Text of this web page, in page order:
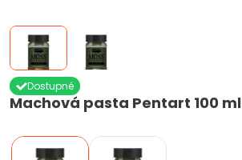
Machová pasta Pentart 100 ml
Dostupné